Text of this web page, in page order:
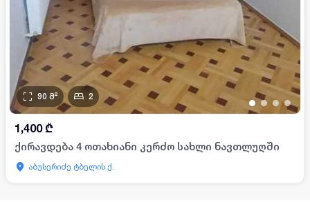
•• • •
90 მ² 2
1,400 ₾
ქირავდება 4 ოთახიანი კერძო სახლი ნავთლუღში
აბუსერიძე ტბელის ქ.